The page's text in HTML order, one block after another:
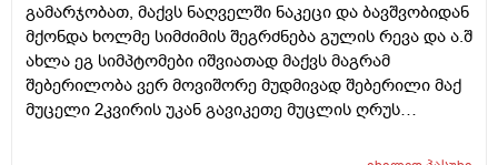
მივალ.ძლიერი ტკივილები არ მაქვს. მადლობა დიდი
გამარჯობათ, მაქვს ნაღველში ნაკეცი და ბავშვობიდან
მქონდა ხოლმე სიმძიმის შეგრძნება გულის რევა და ა.შ
ახლა ეგ სიმპტომები იშვიათად მაქვს მაგრამ
შებერილობა ვერ მოვიშორე მუდმივად შებერილი მაქ
მუცელი 2კვირის უკან გავიკეთე მუცლის ღრუს
ნაწლავის შებერილობა გამოჩნდა მაგრამ მუცლის ხან